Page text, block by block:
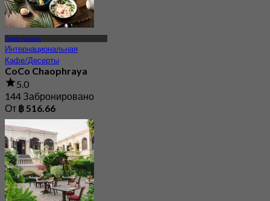
Пхра Накхон
Интернациональная
Кафе/Десерты
CoCo Chaophraya
5.0
144 Забронировано
От ฿ 516.66